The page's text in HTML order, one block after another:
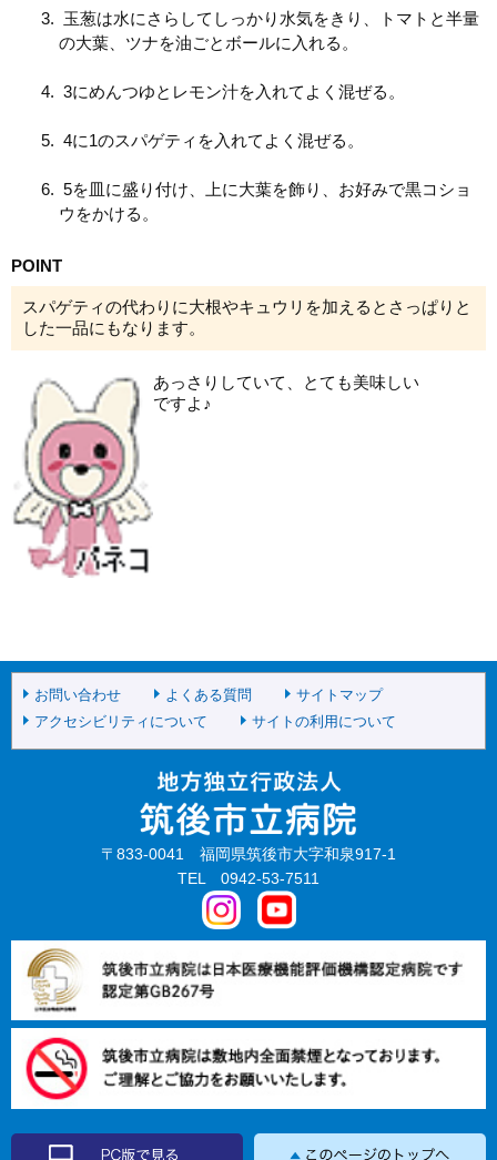
玉葱は水にさらしてしっかり水気をきり、トマトと半量
の大葉、ツナを油ごとボールに入れる。
3にめんつゆとレモン汁を入れてよく混ぜる。
4に1のスパゲティを入れてよく混ぜる。
5を皿に盛り付け、上に大葉を飾り、お好みで黒コショ
ウをかける。
POINT
スパゲティの代わりに大根やキュウリを加えるとさっぱりと
した一品にもなります。
あっさりしていて、とても美味しい
ですよ♪
お問い合わせ よくある質問
サイトマップ
アクセシビリティについて
サイトの利用について
〒833-0041 福岡県筑後市大字和泉917-1
TEL 0942-53-7511